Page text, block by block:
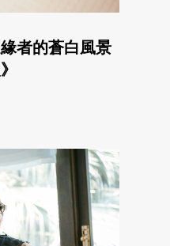
者的蒼白風景